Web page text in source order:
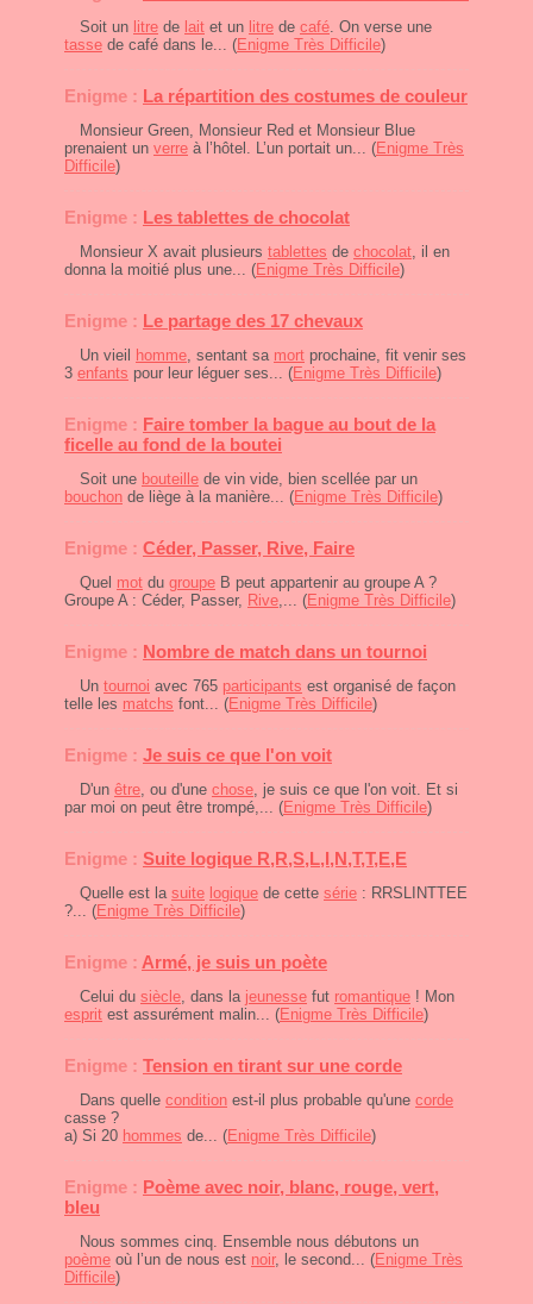
Soit un litre de lait et un litre de café. On verse une
tasse de café dans le... (Enigme Très Difficile)
Enigme : La répartition des costumes de couleur
Monsieur Green, Monsieur Red et Monsieur Blue
prenaient un verre à l’hôtel. L’un portait un... (Enigme Très
Difficile)
Enigme : Les tablettes de chocolat
Monsieur X avait plusieurs tablettes de chocolat, il en
donna la moitié plus une... (Enigme Très Difficile)
Enigme : Le partage des 17 chevaux
Un vieil homme, sentant sa mort prochaine, fit venir ses
3 enfants pour leur léguer ses... (Enigme Très Difficile)
Enigme : Faire tomber la bague au bout de la
ficelle au fond de la boutei
Soit une bouteille de vin vide, bien scellée par un
bouchon de liège à la manière... (Enigme Très Difficile)
Enigme : Céder, Passer, Rive, Faire
Quel mot du groupe B peut appartenir au groupe A ?
Groupe A : Céder, Passer, Rive,... (Enigme Très Difficile)
Enigme : Nombre de match dans un tournoi
Un tournoi avec 765 participants est organisé de façon
telle les matchs font... (Enigme Très Difficile)
Enigme : Je suis ce que l'on voit
D'un être, ou d'une chose, je suis ce que l'on voit. Et si
par moi on peut être trompé,... (Enigme Très Difficile)
Enigme : Suite logique R,R,S,L,I,N,T,T,E,E
Quelle est la suite logique de cette série : RRSLINTTEE
?... (Enigme Très Difficile)
Enigme : Armé, je suis un poète
Celui du siècle, dans la jeunesse fut romantique ! Mon
esprit est assurément malin... (Enigme Très Difficile)
Enigme : Tension en tirant sur une corde
Dans quelle condition est-il plus probable qu'une corde
casse ?
a) Si 20 hommes de... (Enigme Très Difficile)
Enigme : Poème avec noir, blanc, rouge, vert,
bleu
Nous sommes cinq. Ensemble nous débutons un
poème où l’un de nous est noir, le second... (Enigme Très
Difficile)